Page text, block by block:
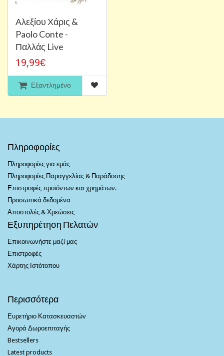
Αλεξίου Χάρις &
Paolo Conte -
Παλλάς Live
19,99€
Εξαντλημένο
Πληροφορίες
Πληροφορίες για εμάς
Πληροφορίες Παραγγελίας & Παράδοσης
Επιστροφές προϊόντων και χρημάτων.
Προσωπικά δεδομένα
Αποστολές & Χρεώσεις
Εξυπηρέτηση Πελατών
Επικοινωνήστε μαζί μας
Επιστροφές
Χάρτης Ιστότοπου
Περισσότερα
Ευρετήριο Κατασκευαστών
Αγορά Δωροεπιταγής
Bestsellers
Latest products